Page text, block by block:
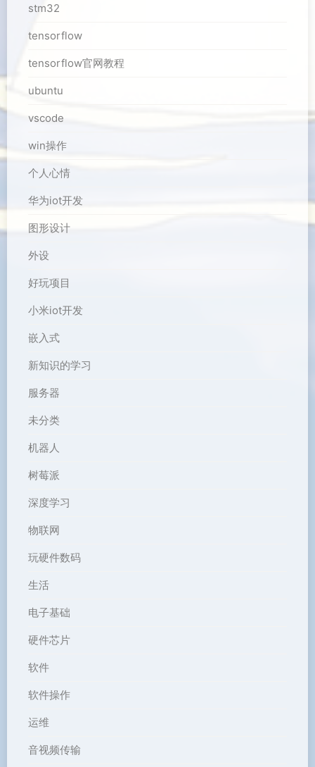
stm32
tensorflow
tensorflow官网教程
ubuntu
vscode
win操作
个人心情
华为iot开发
图形设计
外设
好玩项目
小米iot开发
嵌入式
新知识的学习
服务器
未分类
机器人
树莓派
深度学习
物联网
玩硬件数码
生活
电子基础
硬件芯片
软件
软件操作
运维
音视频传输